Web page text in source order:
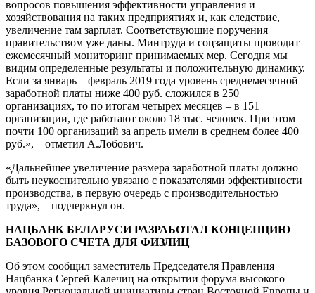
вопросов повышения эффективности управления и
хозяйствования на таких предприятиях и, как следствие,
увеличение там зарплат. Соответствующие поручения
правительством уже даны. Минтруда и соцзащиты проводит
ежемесячный мониторинг принимаемых мер. Сегодня мы
видим определенные результаты и положительную динамику.
Если за январь – февраль 2019 года уровень среднемесячной
заработной платы ниже 400 руб. сложился в 250
организациях, то по итогам четырех месяцев – в 151
организации, где работают около 18 тыс. человек. При этом
почти 100 организаций за апрель имели в среднем более 400
руб.», – отметил А.Лобович.
«Дальнейшее увеличение размера заработной платы должно
быть неукоснительно увязано с показателями эффективности
производства, в первую очередь с производительностью
труда», – подчеркнул он.
НАЦБАНК БЕЛАРУСИ РАЗРАБОТАЛ КОНЦЕПЦИЮ
БАЗОВОГО СЧЕТА ДЛЯ ФИЗЛИЦ
Об этом сообщил заместитель Председателя Правления
Нацбанка Сергей Калечиц на открытии форума высокого